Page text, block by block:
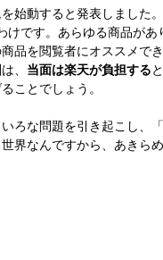
始動すると発表しました
けです。あらゆる商品があ
品を閲覧者にオススメでき
、 当面は楽天が負担する
ことでしょう。
な問題を引き起こし、
界なんですから、あきら